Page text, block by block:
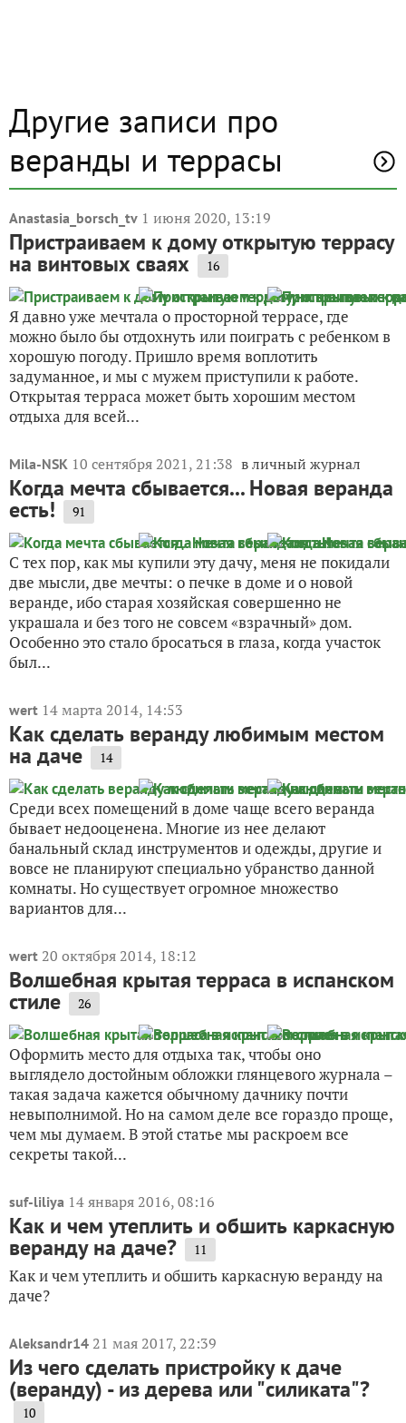
Другие записи про
веранды и террасы
Anastasia_borsch_tv 1 июня 2020, 13:19
Пристраиваем к дому открытую террасу
на винтовых сваях 16
Я давно уже мечтала о просторной террасе, где
можно было бы отдохнуть или поиграть с ребенком в
хорошую погоду. Пришло время воплотить
задуманное, и мы с мужем приступили к работе.
Открытая терраса может быть хорошим местом
отдыха для всей...
Mila-NSK 10 сентября 2021, 21:38 в личный журнал
Когда мечта сбывается... Новая веранда
есть! 91
С тех пор, как мы купили эту дачу, меня не покидали
две мысли, две мечты: о печке в доме и о новой
веранде, ибо старая хозяйская совершенно не
украшала и без того не совсем «взрачный» дом.
Особенно это стало бросаться в глаза, когда участок
был...
wert 14 марта 2014, 14:53
Как сделать веранду любимым местом
на даче 14
Среди всех помещений в доме чаще всего веранда
бывает недооценена. Многие из нее делают
банальный склад инструментов и одежды, другие и
вовсе не планируют специально убранство данной
комнаты. Но существует огромное множество
вариантов для...
wert 20 октября 2014, 18:12
Волшебная крытая терраса в испанском
стиле 26
Оформить место для отдыха так, чтобы оно
выглядело достойным обложки глянцевого журнала –
такая задача кажется обычному дачнику почти
невыполнимой. Но на самом деле все гораздо проще,
чем мы думаем. В этой статье мы раскроем все
секреты такой...
suf-liliya 14 января 2016, 08:16
Как и чем утеплить и обшить каркасную
веранду на даче? 11
Как и чем утеплить и обшить каркасную веранду на
даче?
Aleksandr14 21 мая 2017, 22:39
Из чего сделать пристройку к даче
(веранду) - из дерева или "силиката"?
10